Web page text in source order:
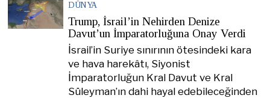
DÜNYA
Trump, İsrail’in Nehirden Denize
Davut’un İmparatorluğuna Onay Verdi
İsrail’in Suriye sınırının ötesindeki kara
ve hava harekâtı, Siyonist
İmparatorluğun Kral Davut ve Kral
Süleyman’ın dahi hayal edebileceğinden